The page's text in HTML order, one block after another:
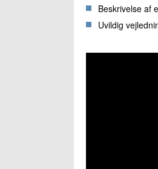
Beskrivelse af
Uvildig